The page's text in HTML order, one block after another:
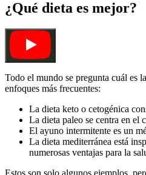
¿Qué dieta es mejor?
Todo el mundo se pregunta cuál es
enfoques más frecuentes:
La dieta keto o cetogénica
La dieta paleo se centra en el
El ayuno intermitente es un
La dieta mediterránea está
numerosas ventajas para la
Estos son solo algunos ejemplos,